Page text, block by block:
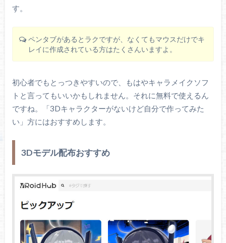
す。
ペンタブがあるとラクですが、なくてもマウスだけでキ
レイに作成されている方はたくさんいますよ。
初心者でもとっつきやすいので、もはやキャラメイクソフ
トと言ってもいいかもしれません。それに無料で使えるん
ですね。「3Dキャラクターがないけど自分で作ってみた
い」方にはおすすめします。
3Dモデル配布おすすめ